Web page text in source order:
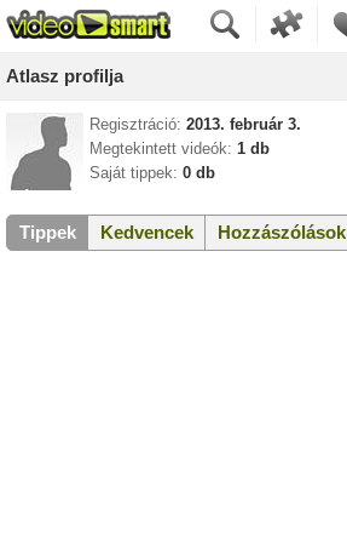
Atlasz profilja
Regisztráció: 2013. február 3.
Megtekintett videók: 1 db
Saját tippek: 0 db
Tippek Kedvencek Hozzászólások